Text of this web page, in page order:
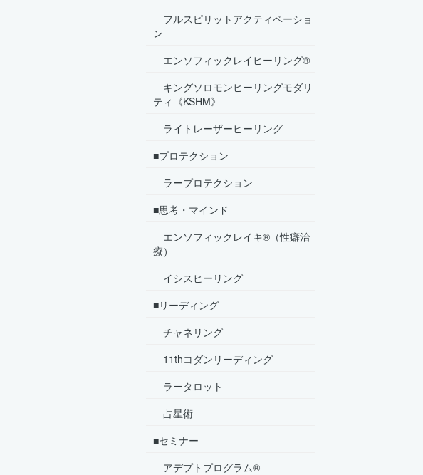
フルスピリットアクティベーショ
ン
エンソフィックレイヒーリング®
キングソロモンヒーリングモダリ
ティ《KSHM》
ライトレーザーヒーリング
■プロテクション
ラープロテクション
■思考・マインド
エンソフィックレイキ®（性癖治
療）
イシスヒーリング
■リーディング
チャネリング
11thコダンリーディング
ラータロット
占星術
■セミナー
アデプトプログラム®